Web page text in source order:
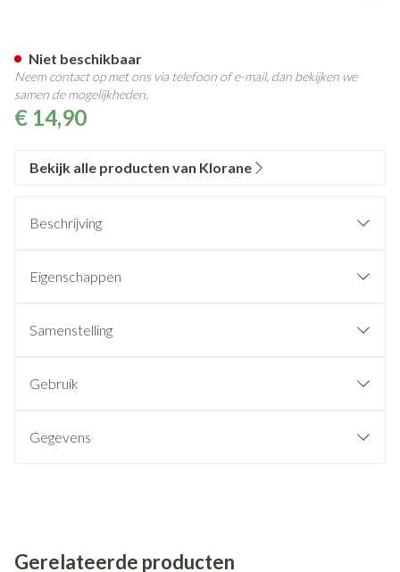
€ 14,90
Niet beschikbaar
Neem contact op met ons via telefoon of e-mail, dan bekijken we
samen de mogelijkheden.
Bekijk alle producten van Klorane
Beschrijving
Eigenschappen
Samenstelling
Gebruik
Gegevens
Gerelateerde producten